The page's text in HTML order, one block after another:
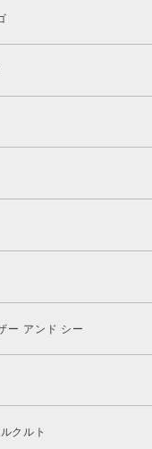
ー アンド シー
クルト